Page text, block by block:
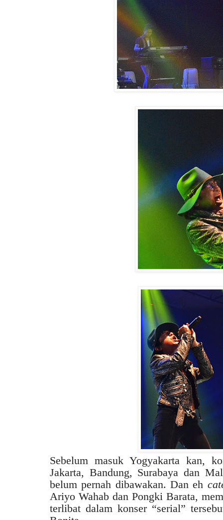
Sebelum masuk Yogyakarta kan,
Jakarta, Bandung, Surabaya dan
belum pernah dibawakan. Dan eh
Ariyo Wahab dan Pongki Barata,
terlibat dalam konser “serial”